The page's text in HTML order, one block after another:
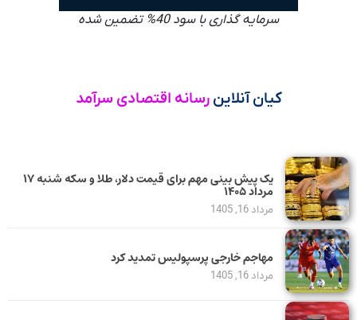
سرمایه گذاری با سود 40% تضمین شده
کیان آنلاین رسانه اقتصادی سرآمد
یک پیش ‌بینی مهم برای قیمت دلار، طلا و سکه شنبه ۱۷
مرداد ۱۴۰۵
مرداد 16, 1405
مهاجم خارجی پرسپولیس تمدید کرد
مرداد 16, 1405